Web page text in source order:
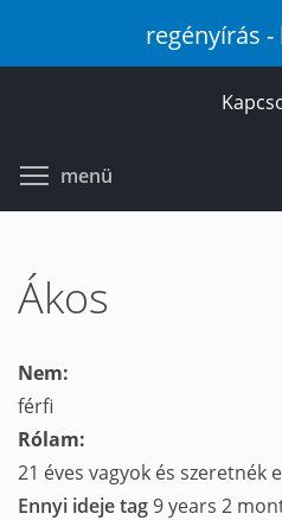
regényírás
menü
Ákos
Nem:
férfi
Rólam:
21 éves vagyok és szeretnék
Ennyi ideje tag9 years 2